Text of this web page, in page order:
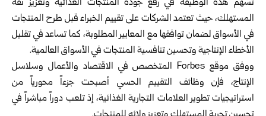
تسهم هذه الوظيفة في رفع جودة المنتجات الغذائية وتعزيز ثقة
المستهلك، حيث تعتمد الشركات على تقييم الخبراء قبل طرح المنتجات
في الأسواق لضمان توافقها مع المعايير المطلوبة، كما تساعد في تقليل
الأخطاء الإنتاجية وتحسين تنافسية المنتجات في الأسواق العالمية.
ووفق موقع Forbes المتخصص في الاقتصاد والأعمال وسلاسل
الإنتاج، فإن وظائف التقييم الحسي أصبحت جزءاً محورياً من
استراتيجيات تطوير العلامات التجارية الغذائية، إذ تلعب دوراً مباشراً في